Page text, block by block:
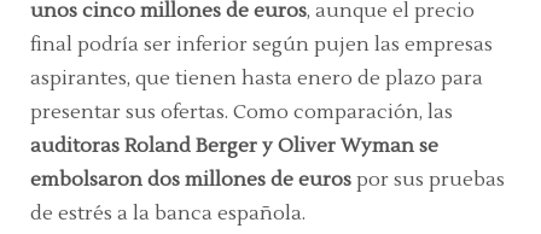
unos cinco millones de euros, aunque el precio
final podría ser inferior según pujen las empresas
aspirantes, que tienen hasta enero de plazo para
presentar sus ofertas. Como comparación, las
auditoras Roland Berger y Oliver Wyman se
embolsaron dos millones de euros por sus pruebas
de estrés a la banca española.